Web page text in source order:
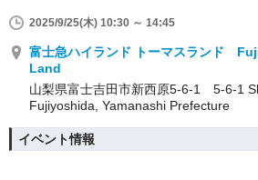
2025/9/25(木) 10:30 ～ 14:45
富士急ハイランド トーマスランド
Land
山梨県富士吉田市新西原5-6-1 5-6-1
Fujiyoshida, Yamanashi Prefecture
イベント情報